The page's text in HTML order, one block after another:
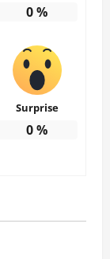
0%
Surprise
0%